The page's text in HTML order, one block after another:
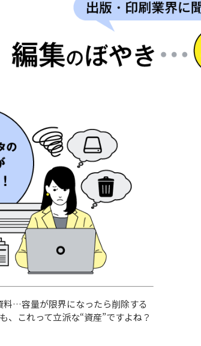
…容量が限界になったら削除する
、これって立派な“資産”ですよね？